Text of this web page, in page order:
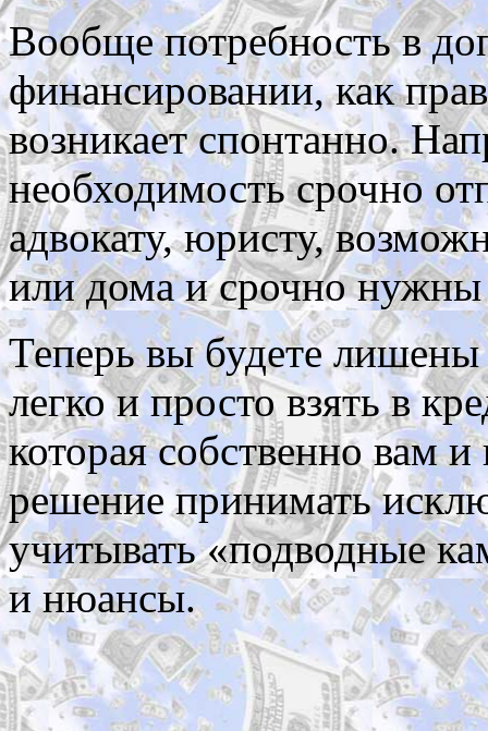
Вообще потребность в
финансировании, как
возникает спонтанно.
необходимость срочно
адвокату, юристу,
или дома и срочно нужны
Теперь вы будете
легко и просто взять в
которая собственно вам
решение принимать
учитывать «подводные
и нюансы.